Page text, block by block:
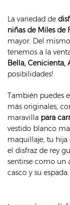
La variedad de
niñas de Miles de
mayor. Del
tenemos a la
Bella, Cenicienta,
posibilidades!
También puedes
más originales,
maravilla para
vestido blanco
maquillaje, tu hija
el disfraz de rey
sentirse como un
casco y su espada.